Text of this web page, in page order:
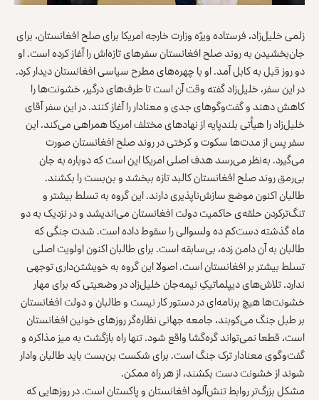
زلمی خلیل‌زاد، فرستاده ویژه وزارت خارجه امریکا برای صلح افغانستان، برای
جان‌بخشیدن به روند صلح افغانستان سفرهای تازه‌اش را آغاز کرده است. او
دو روز قبل به کابل آمد. او با چهره‌های مطرح سیاسی افغانستان دیدار کرد.
در این سفر، خلیل‌زاد گفته وقت آن است تا طرف‌های درگیر، خشونت‌ها را
کاهش دهند و گفت‌وگوهای جدی و معنادار را آغاز کنند. در این سفر آقای
خلیل‌زاد را هیأتی بلندپایه از نهادهای مختلف امریکا همراهی می‌کند. این
سفر پس از مدت‌ها سکوت و کرختی در روند صلح افغانستان صورت
می‌گیرد. به‌نظر می‌رسد هدف اصلی امریکا این است که دوباره به جان
بی‌رمق روند صلح افغانستان کالبد تازه ببخشد و بن‌بست را بکشند.
طالبان اکنون موضع سازش‌ناپذیری دارند. این گروه به تسلط بیشتر و
تنگ‌ترکردن حلقه‌ی حاکمیت دولت افغانستان می‌اندیشد و در نزدیک به دو
ماه گذشته دست‌کم ده ولسوالی را سقوط داده است. شدت جنگی که
طالبان به آن دامن زده، بی‌سابقه است. برای طالبان اکنون اولویت اصلی
تسلط بیشتر بر افغانستان است. اصولا این گروه به خویشتن‌داری توجهی
ندارد. تلاش‌های دیپلماتیکِ نیمه‌جان خلیل‌زاد در وضعیتی که برای مهار
خشونت‌ها هیچ برنامه‌‌ای در دستور کار نیست و طالبان و دولت افغانستان
بر طبل جنگ می‌کوبند، جامعه جهانی نظاره‌گر روزهای خونین افغانستان
است، قطعا نمی‌تواند گره‌گشا واقع شود. تنها راه بازگشت به میز مذاکره و
گفت‌وگوی معنادار ترک جنگ است. برای شکست بن‌بست باید طالبان وادار
شوند از خشونت دست بکشند، از هر راه ممکن.
مشکل بزرگ‌تر روابط تنش‌آلود افغانستان و پاکستان است. در روزهایی که